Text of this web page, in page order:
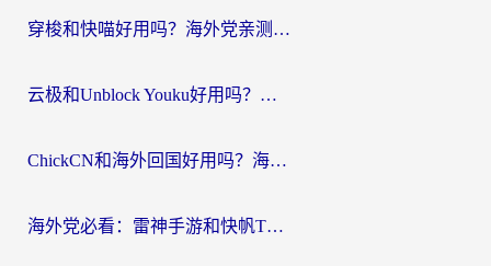
穿梭和快喵好用吗？海外党亲测：小众加速器对比+番茄加速器深度体验
云极和Unblock Youku好用吗？海外党亲测+2026回国加速器避坑指南
ChickCN和海外回国好用吗？海外党2026亲测：从手游到影音，选对加速器的3个关键
海外党必看：雷神手游和快帆TV版好用吗？3步选对回国加速器不踩坑